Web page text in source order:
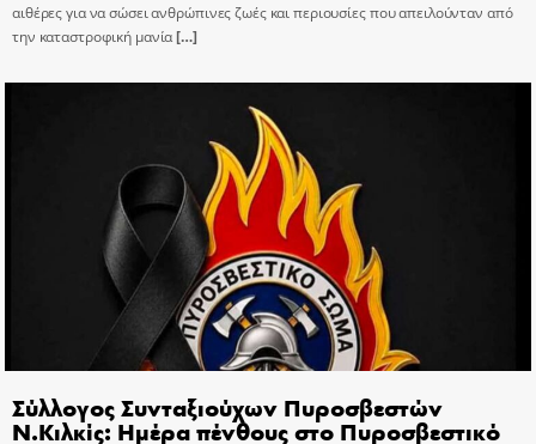
αιθέρες για να σώσει ανθρώπινες ζωές και περιουσίες που απειλούνταν από
την καταστροφική μανία[…]
Σύλλογος Συνταξιούχων Πυροσβεστών
Ν.Κιλκίς: Ημέρα πένθους στο Πυροσβεστικό